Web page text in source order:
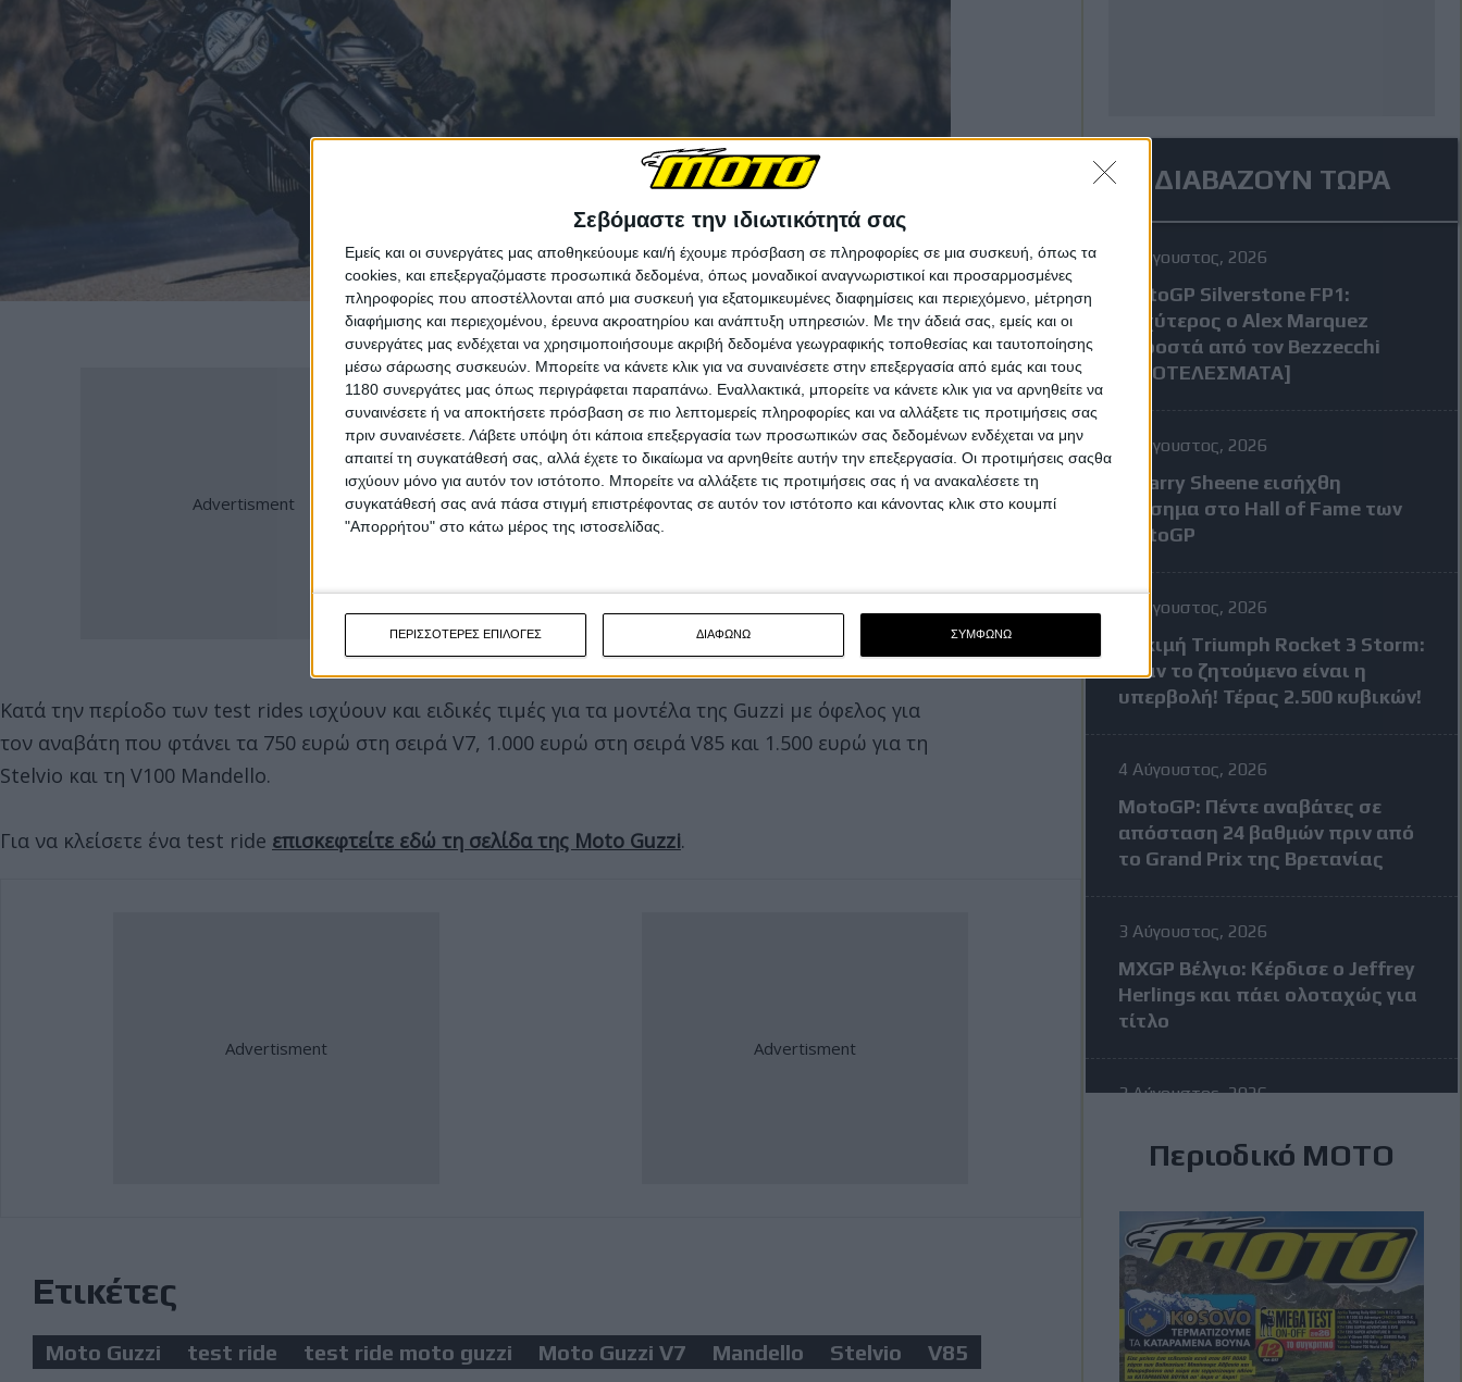
Σεβόμαστε την ιδιωτικότητά σας
Εμείς και οι συνεργάτες μας αποθηκεύουμε και/ή έχουμε πρόσβαση σε πληροφορίες σε μια συσκευή, όπως τα
cookies, και επεξεργαζόμαστε προσωπικά δεδομένα, όπως μοναδικοί αναγνωριστικοί και προσαρμοσμένες
πληροφορίες που αποστέλλονται από μια συσκευή για εξατομικευμένες διαφημίσεις και περιεχόμενο, μέτρηση
διαφήμισης και περιεχομένου, έρευνα ακροατηρίου και ανάπτυξη υπηρεσιών. Με την άδειά σας, εμείς και οι
συνεργάτες μας ενδέχεται να χρησιμοποιήσουμε ακριβή δεδομένα γεωγραφικής τοποθεσίας και ταυτοποίησης
μέσω σάρωσης συσκευών. Μπορείτε να κάνετε κλικ για να συναινέσετε στην επεξεργασία από εμάς και τους
1180 συνεργάτες μας όπως περιγράφεται παραπάνω. Εναλλακτικά, μπορείτε να κάνετε κλικ για να αρνηθείτε να
συναινέσετε ή να αποκτήσετε πρόσβαση σε πιο λεπτομερείς πληροφορίες και να αλλάξετε τις προτιμήσεις σας
πριν συναινέσετε. Λάβετε υπόψη ότι κάποια επεξεργασία των προσωπικών σας δεδομένων ενδέχεται να μην
απαιτεί τη συγκατάθεσή σας, αλλά έχετε το δικαίωμα να αρνηθείτε αυτήν την επεξεργασία. Οι προτιμήσεις σαςθα
ισχύουν μόνο για αυτόν τον ιστότοπο. Μπορείτε να αλλάξετε τις προτιμήσεις σας ή να ανακαλέσετε τη
συγκατάθεσή σας ανά πάσα στιγμή επιστρέφοντας σε αυτόν τον ιστότοπο και κάνοντας κλικ στο κουμπί
"Απορρήτου" στο κάτω μέρος της ιστοσελίδας.
ΠΕΡΙΣΣΟΤΕΡΕΣ ΕΠΙΛΟΓΕΣ ΔΙΑΦΩΝΩ ΣΥΜΦΩΝΩ
Κατά την περίοδο των test rides ισχύουν και ειδικές τιμές για τα μοντέλα της Guzzi με όφελος για
τον αναβάτη που φτάνει τα 750 ευρώ στη σειρά V7, 1.000 ευρώ στη σειρά V85 και 1.500 ευρώ για τη
Stelvio και τη V100 Mandello.
Για να κλείσετε ένα test ride επισκεφτείτε εδώ τη σελίδα της Moto Guzzi.
Ετικέτες
Moto Guzzi test ride test ride moto guzzi Moto Guzzi V7 Mandello Stelvio V85
ΔΙΑΒΑΖΟΥΝ ΤΩΡΑ
7 Αύγουστος, 2026
MotoGP Silverstone FP1:
Ταχύτερος ο Alex Marquez
μπροστά από τον Bezzecchi
[ΑΠΟΤΕΛΕΣΜΑΤΑ]
7 Αύγουστος, 2026
Ο Barry Sheene εισήχθη
επίσημα στο Hall of Fame των
MotoGP
4 Αύγουστος, 2026
Δοκιμή Triumph Rocket 3 Storm:
Όταν το ζητούμενο είναι η
υπερβολή! Τέρας 2.500 κυβικών!
4 Αύγουστος, 2026
MotoGP: Πέντε αναβάτες σε
απόσταση 24 βαθμών πριν από
το Grand Prix της Βρετανίας
3 Αύγουστος, 2026
MXGP Βέλγιο: Κέρδισε ο Jeffrey
Herlings και πάει ολοταχώς για
τίτλο
3 Αύγουστος, 2026
διώξει τον Vinales στην μέση
Ισπανού
3 Αύγουστος, 2026
Romaniacs: Τελικά
αποτελέσματα ανά κατηγορία –
Τι θέσεις πήραν οι Έλληνες
Περιοδικό ΜΟΤΟ